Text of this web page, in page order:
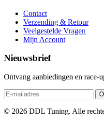
Contact
Verzending & Retour
Veelgestelde Vragen
Mijn Account
Nieuwsbrief
Ontvang aanbiedingen en race-
© 2026 DDL Tuning. Alle